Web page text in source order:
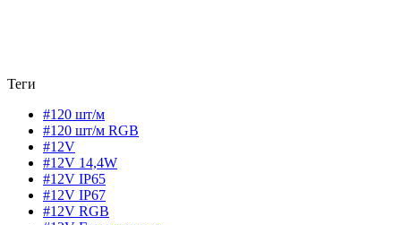
Теги
#120 шт/м
#120 шт/м RGB
#12V
#12V 14,4W
#12V IP65
#12V IP67
#12V RGB